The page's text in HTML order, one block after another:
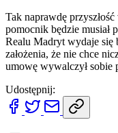
Tak naprawdę
pomocnik będzie musiał
Realu Madryt wydaje się
założenia, że nie chce
umowę wywalczył sobie
Udostępnij: